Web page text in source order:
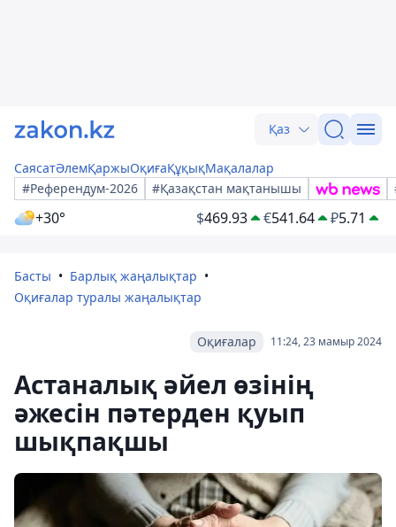
Қаз
СаясатӘлемҚаржыОқиғаҚұқықМақалалар
#Референдум-2026
#Қазақстан мақтанышы
+30° $469.93 €541.64 ₽5.71
Басты
Барлық жаңалықтар
Оқиғалар туралы жаңалықтар
11:24, 23 мамыр 2024
Оқиғалар
Астаналық әйел өзінің
әжесін пәтерден қуып
шықпақшы